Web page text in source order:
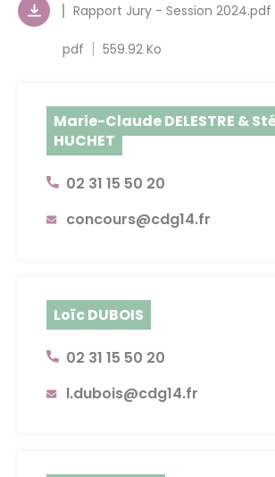
Rapport Jury - Session 2024.pdf
pdf 559.92 Ko
Marie-Claude DELESTRE &
HUCHET
02 31 15 50 20
concours@cdg14.fr
Loïc DUBOIS
02 31 15 50 20
l.dubois@cdg14.fr